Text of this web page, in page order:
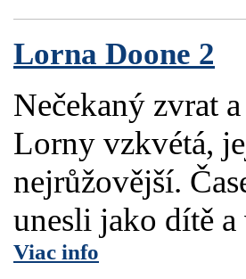
Lorna Doone 2
Nečekaný zvrat
Lorny vzkvétá,
nejrůžovější.
unesli jako dítě
Viac info